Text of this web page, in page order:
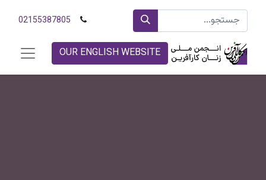
02155387805
OUR ENGLISH WEBSITE